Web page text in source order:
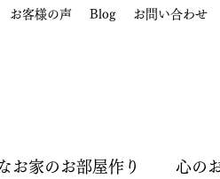
お客様の声 Blog お問い合わせ
お家のお部屋作り 心の